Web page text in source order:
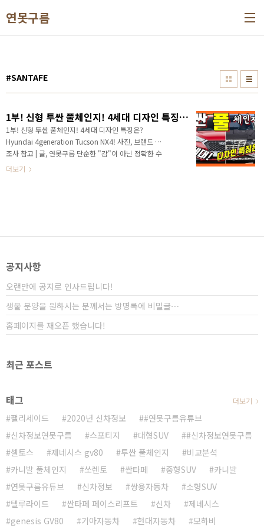
연못구름
#SANTAFE
1부! 신형 투싼 풀체인지! 4세대 디자인 특징은? Hyundai 4generation Tucson NX4!
1부! 신형 투싼 풀체인지! 4세대 디자인 특징은?
Hyundai 4generation Tucson NX4! 사진, 브랜드 제
조사 참고 | 글, 연못구름 단순한 "감"이 아닌 정확한 수
치자료를 통해서 비교 분석 자료를 제시하는 연못구름
한 번쯤 고민해 보셨을 거 같습니다. 투싼은 기아차 스포
긴장을 하게 되었습니다. 소형 SUV로 출시한 셀..
더보기
공지사항
오랜만에 공지로 인사드립니다!
생물 분양을 원하시는 분께서는 방명록에 비밀글⋯
홈페이지를 재오픈 했습니다!
최근 포스트
태그
팰리세이드 2020년 신차정보
#연못구름유튜브
신차정보연못구름
스포티지 대형SUV
#신차정보연못구름
셀토스
제네시스 gv80 투싼 풀체인지
비교분석
카니발 풀체인지
쏘렌토 싼타페 중형SUV
카니발
연못구름유튜브
신차정보 쌍용자동차
소형SUV
텔루라이드
싼타페 페이스리프트 신차
제네시스
genesis GV80
기아자동차 현대자동차 모하비
더보기